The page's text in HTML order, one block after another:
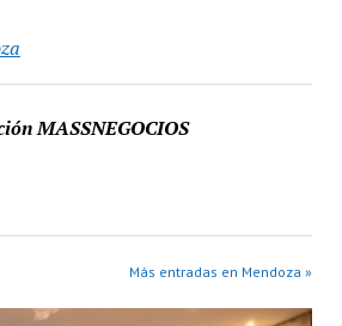
MASSNEGOCIOS
Más entradas en Mendoza »